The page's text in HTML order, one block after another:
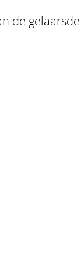
de gelaarsde